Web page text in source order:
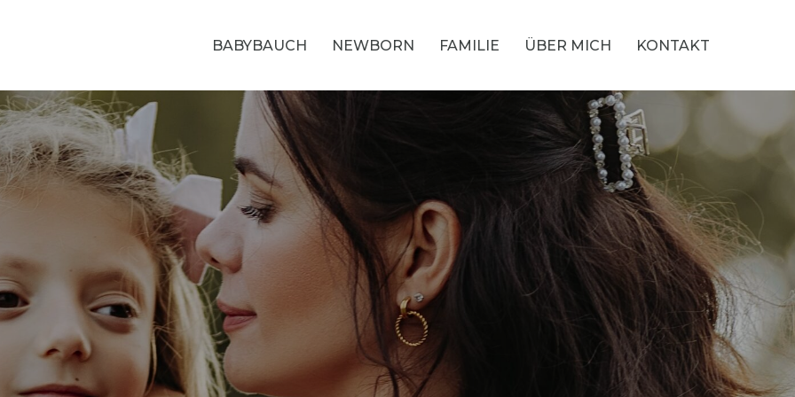
BABYBAUCH NEWBORN FAMILIE ÜBER MICH KONTAKT